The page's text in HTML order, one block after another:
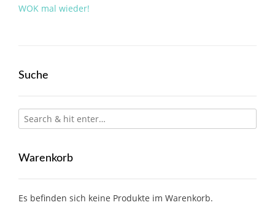
Post
WOK mal wieder!
Suche
Warenkorb
Es befinden sich keine Produkte im Warenkorb.